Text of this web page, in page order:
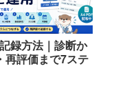
録方法｜診断か
再評価まで7ステ